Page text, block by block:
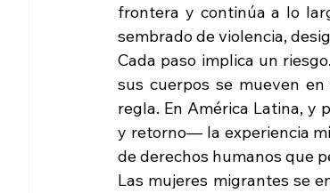
frontera y continúa a lo
sembrado de violencia,
Cada paso implica un
sus cuerpos se mueven
regla. En América Latina,
y retorno— la experiencia
de derechos humanos que
Las mujeres migrantes se